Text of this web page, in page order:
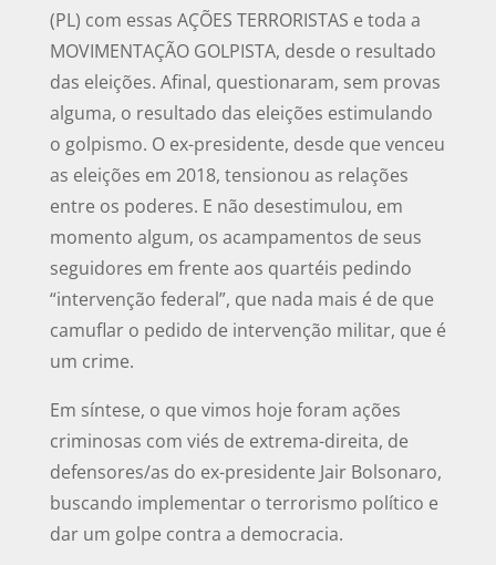
(PL) com essas AÇÕES TERRORISTAS e toda a
MOVIMENTAÇÃO GOLPISTA, desde o resultado
das eleições. Afinal, questionaram, sem provas
alguma, o resultado das eleições estimulando
o golpismo. O ex-presidente, desde que venceu
as eleições em 2018, tensionou as relações
entre os poderes. E não desestimulou, em
momento algum, os acampamentos de seus
seguidores em frente aos quartéis pedindo
“intervenção federal”, que nada mais é de que
camuflar o pedido de intervenção militar, que é
um crime.
Em síntese, o que vimos hoje foram ações
criminosas com viés de extrema-direita, de
defensores/as do ex-presidente Jair Bolsonaro,
buscando implementar o terrorismo político e
dar um golpe contra a democracia.